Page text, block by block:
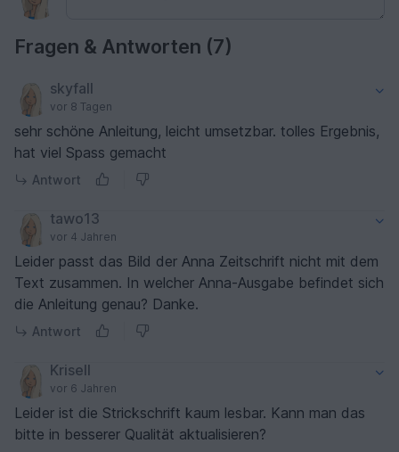
Fragen & Antworten (7)
skyfall
vor 8 Tagen
sehr schöne Anleitung, leicht umsetzbar. tolles Ergebnis,
hat viel Spass gemacht
Antwort
tawo13
vor 4 Jahren
Leider passt das Bild der Anna Zeitschrift nicht mit dem
Text zusammen. In welcher Anna-Ausgabe befindet sich
die Anleitung genau? Danke.
Antwort
Krisell
vor 6 Jahren
Leider ist die Strickschrift kaum lesbar. Kann man das
bitte in besserer Qualität aktualisieren?